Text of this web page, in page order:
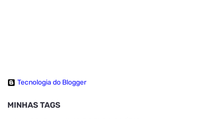
Tecnologia do Blogger
MINHAS TAGS